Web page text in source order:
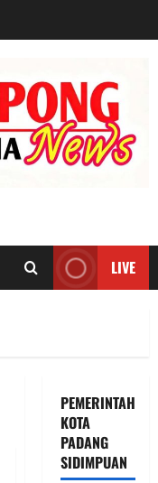
LIVE
PEMERINTAH
KOTA
PADANG
SIDIMPUAN